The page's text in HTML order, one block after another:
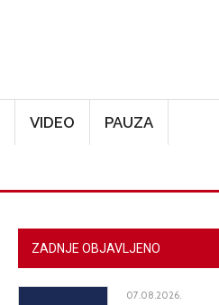
VIDEO PAUZA
ZADNJE OBJAVLJENO
07.08.2026.